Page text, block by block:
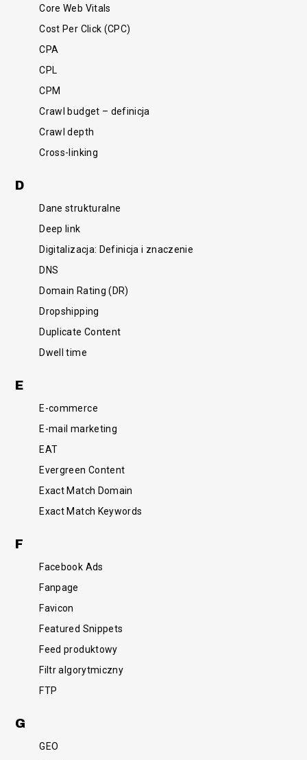
Core Web Vitals
Cost Per Click (CPC)
CPA
CPL
CPM
Crawl budget – definicja
Crawl depth
Cross-linking
D
Dane strukturalne
Deep link
Digitalizacja: Definicja i znaczenie
DNS
Domain Rating (DR)
Dropshipping
Duplicate Content
Dwell time
E
E-commerce
E-mail marketing
EAT
Evergreen Content
Exact Match Domain
Exact Match Keywords
F
Facebook Ads
Fanpage
Favicon
Featured Snippets
Feed produktowy
Filtr algorytmiczny
FTP
G
GEO